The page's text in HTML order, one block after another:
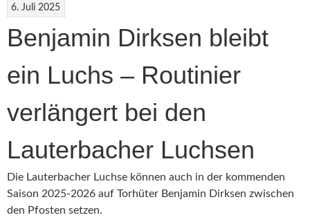
6. Juli 2025
Benjamin Dirksen bleibt
ein Luchs – Routinier
verlängert bei den
Lauterbacher Luchsen
Die Lauterbacher Luchse können auch in der kommenden
Saison 2025-2026 auf Torhüter Benjamin Dirksen zwischen
den Pfosten setzen.